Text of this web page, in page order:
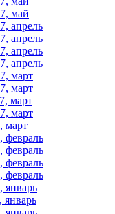
май
апрель
апрель
апрель
апрель
март
март
март
март
март
февраль
февраль
февраль
февраль
январь
январь